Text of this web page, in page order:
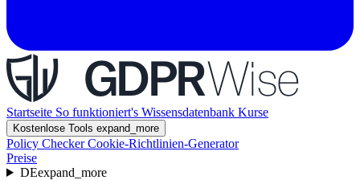
Startseite So funktioniert's Wissensdatenbank Kurse
Kostenlose Tools expand_more
Policy CheckerCookie-Richtlinien-Generator
Preise
DEexpand_more